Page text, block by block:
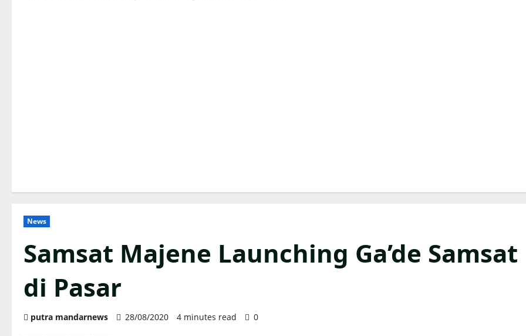
News
Samsat Majene Launching Ga’de Samsat
di Pasar
putra mandarnews 28/08/2020 4 minutes read 0